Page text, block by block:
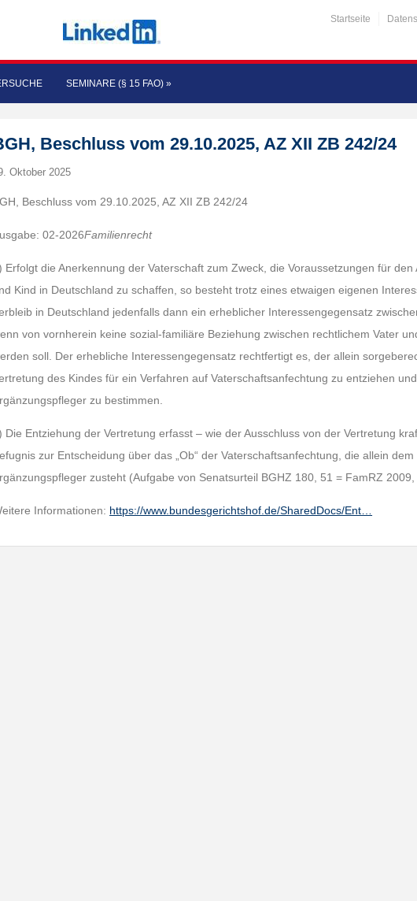
Startseite
SEMINARE (§ 15 FAO) »
Beschluss vom 29.10.2025, AZ XII ZB 242/24
Oktober 2025
Beschluss vom 29.10.2025, AZ XII ZB 242/24
02-2026Familienrecht
Erfolgt die Anerkennung der Vaterschaft zum Zweck, die Voraussetzungen für
Kind in Deutschland zu schaffen, so besteht trotz eines etwaigen eigenen
in Deutschland jedenfalls dann ein erheblicher Interessengegensatz
von vornherein keine sozial-familiäre Beziehung zwischen rechtlichem Vater
soll. Der erhebliche Interessengegensatz rechtfertigt es, der allein
des Kindes für ein Verfahren auf Vaterschaftsanfechtung zu entziehen
zu bestimmen.
Die Entziehung der Vertretung erfasst – wie der Ausschluss von der Vertretung
zur Entscheidung über das „Ob“ der Vaterschaftsanfechtung, die allein dem
zusteht (Aufgabe von Senatsurteil BGHZ 180, 51 = FamRZ 2009,
Informationen: https://www.bundesgerichtshof.de/SharedDocs/Ent…